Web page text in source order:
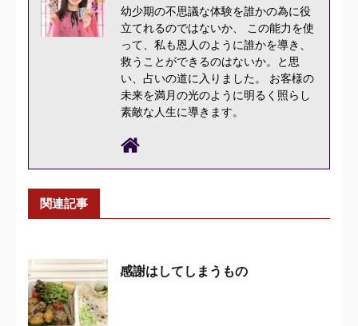
幼少期の不思議な体験を誰かの為に役
立てれるのではないか、 この能力を使
って、私も恩人のように誰かを導き、
救うことができるのはないか。と思
い、占いの道に入りました。 お客様の
未来を満月の光のように明るく照らし
素敵な人生に導きます。
関連記事
感謝はしてしまうもの